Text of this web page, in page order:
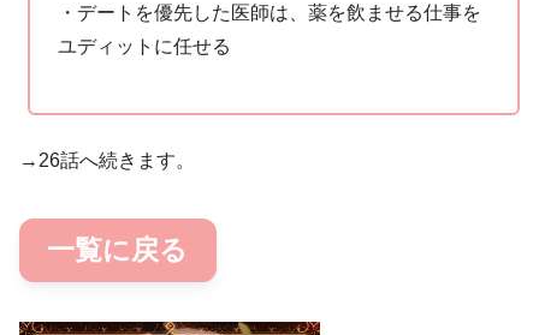
・デートを優先した医師は、薬を飲ませる仕事を
ユディットに任せる
→26話へ続きます。
一覧に戻る